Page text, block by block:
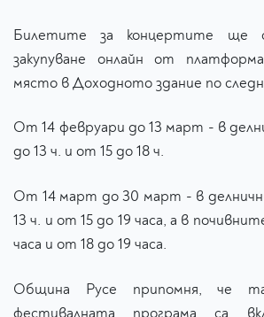
Билетите за концертите ще
закупуване онлайн от
място в Доходното здание по
От 14 февруари до 13 март - в
до 13 ч. и от 15 до 18 ч.
От 14 март до 30 март - в
13 ч. и от 15 до 19 часа, а в
часа и от 18 до 19 часа.
Община Русе припомня, че
фестивалната програма са